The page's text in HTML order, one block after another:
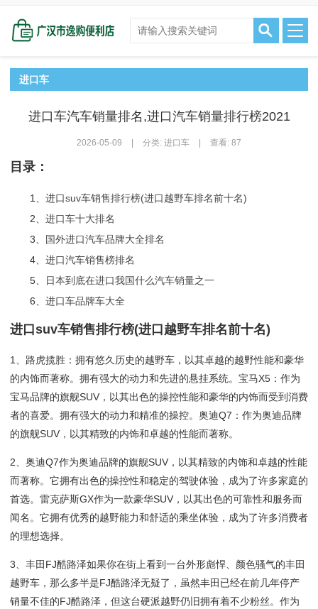
进口车
进口车汽车销量排名,进口汽车销量排行榜2021
2026-05-09 | 分类: 进口车 | 查看: 87
目录：
1、 进口suv车销售排行榜(进口越野车排名前十名)
2、 进口车十大排名
3、 国外进口汽车品牌大全排名
4、 进口汽车销售榜排名
5、
日本到底在进口我国什么汽车销量之一
6、 进口车品牌车大全
进口suv车销售排行榜(进口越野车排名前十名)
1、路虎揽胜：拥有悠久历史的越野车，以其卓越的越野性能和豪华
的内饰而著称。拥有强大的动力和先进的悬挂系统。宝马X5：作为
宝马品牌的旗舰SUV，以其出色的操控性能和豪华的内饰而受到消费
者的喜爱。拥有强大的动力和精准的操控。奥迪Q7：作为奥迪品牌
的旗舰SUV，以其精致的内饰和卓越的性能而著称。
2、奥迪Q7作为奥迪品牌的旗舰SUV，以其精致的内饰和卓越的性能
而著称。它拥有出色的操控性和稳定的驾驶体验，成为了许多家庭的
首选。雷克萨斯GX作为一款豪华SUV，以其出色的可靠性和服务而
闻名。它拥有优秀的越野能力和舒适的乘坐体验，成为了许多消费者
的理想选择。
3、丰田FJ酷路泽如果你在街上看到一台外形彪悍、颜色骚气的丰田
越野车，那么多半是FJ酷路泽无疑了，虽然丰田已经在前几年停产
销量不佳的FJ酷路泽，但这台硬派越野仍旧拥有着不少粉丝。作为